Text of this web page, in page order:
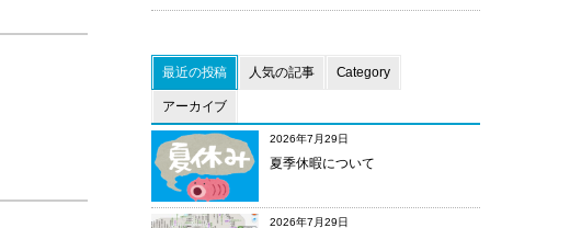
最近の投稿 人気の記事 Category
アーカイブ
2026年7月29日
夏季休暇について
2026年7月29日